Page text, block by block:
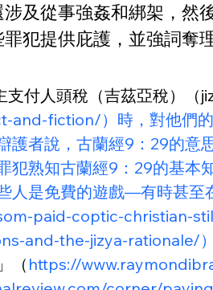
及從事強姦和綁架，然
犯提供庇護，並強詞奪
付人頭稅（吉茲亞稅）（
fiction/）時，對他們的
者說，古蘭經9：29的意
犯熟知古蘭經9：29的基
人是免費的遊戲—有時甚至
paid-coptic-christian-
and-the-jizya-rationale/）
（ https://